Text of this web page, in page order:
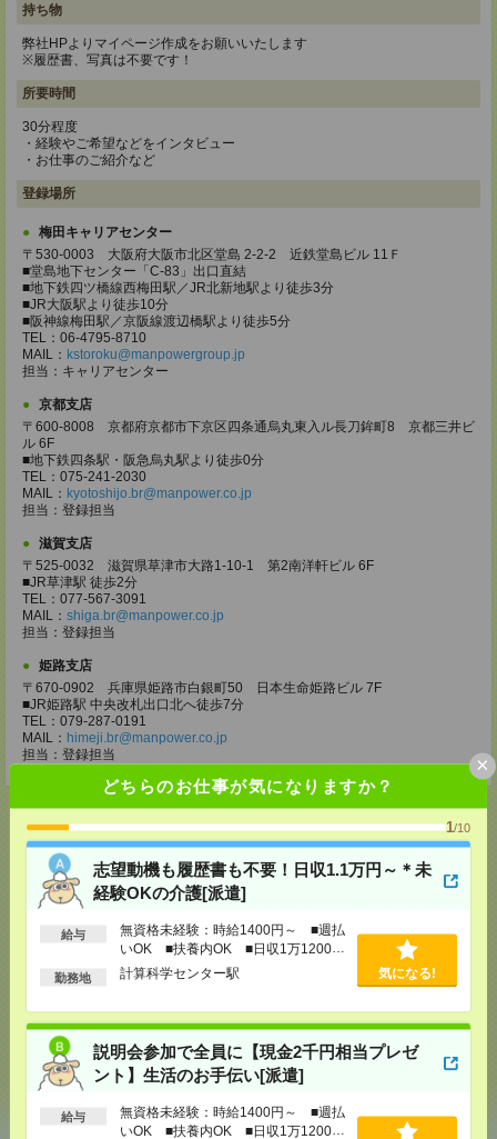
どちらのお仕事が気になりますか？
1/10
志望動機も履歴書も不要！日収1.1万円～＊未
経験OKの介護[派遣]
給与
無資格未経験：時給1400円～ ■週払
いOK ■扶養内OK ■日収1万1200円
以上
勤務地 計算科学センター駅 気になる!
説明会参加で全員に【現金2千円相当プレゼ
ント】生活のお手伝い[派遣]
給与
無資格未経験：時給1400円～ ■週払
いOK ■扶養内OK ■日収1万1200円
×
持ち物
弊社HPよりマイページ作成をお願いいたします
※履歴書、写真は不要です！
所要時間
30分程度
・経験やご希望などをインタビュー
・お仕事のご紹介など
登録場所
梅田キャリアセンター
〒530-0003 大阪府大阪市北区堂島 2-2-2 近鉄堂島ビル 11Ｆ
■堂島地下センター「C-83」出口直結
■地下鉄四ツ橋線西梅田駅／JR北新地駅より徒歩3分
■JR大阪駅より徒歩10分
■阪神線梅田駅／京阪線渡辺橋駅より徒歩5分
TEL：06-4795-8710
MAIL： kstoroku@manpowergroup.jp
担当：キャリアセンター
京都支店
〒600-8008 京都府京都市下京区四条通烏丸東入ル長刀鉾町8 京都三井ビ
ル 6F
■地下鉄四条駅・阪急烏丸駅より徒歩0分
TEL：075-241-2030
MAIL： kyotoshijo.br@manpower.co.jp
担当：登録担当
滋賀支店
〒525-0032 滋賀県草津市大路1-10-1 第2南洋軒ビル 6F
■JR草津駅 徒歩2分
TEL：077-567-3091
MAIL： shiga.br@manpower.co.jp
担当：登録担当
姫路支店
〒670-0902 兵庫県姫路市白銀町50 日本生命姫路ビル 7F
■JR姫路駅 中央改札出口北へ徒歩7分
TEL：079-287-0191
MAIL： himeji.br@manpower.co.jp
担当：登録担当
応募ページへ
気になる！
メールで送る LINEで送る
ツイート